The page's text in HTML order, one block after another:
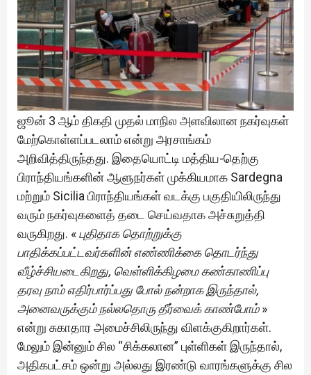
ஜூன் 3 ஆம் திகதி முதல் மாநில அளவிலான நகர்வுகள்
மேற்கொள்ளப்படலாம் என்று அரசாங்கம்
அறிவித்திருந்தது. இதையொட்டி மத்திய-தெற்கு
பிராந்தியங்களின் ஆளுநர்கள் முக்கியமாக Sardegna
மற்றும் Sicilia பிராந்தியங்கள் வடக்கு பகுதியிலிருந்து
வரும் நகர்வுகளைத் தடை செய்வதாக அச்சுறுத்தி
வருகிறது. «புதிதாக தொற்றுக்கு
பாதிக்கப்பட்டவர்களின் எண்ணிக்கை தொடர்ந்து
வீழ்ச்சியடைகிறது, வெள்ளிக்கிழமை கண்காணிப்பு
தரவு நாம் எதிர்பார்ப்பது போல் நன்றாக இருந்தால்,
அனைவருக்கும் நல்லதொரு தீர்வைக் காண்போம்»
என்று சுகாதார அமைச்சிலிருந்து விளக்குகிறார்கள்.
மேலும் இன்னும் சில “சிக்கலான” புள்ளிகள் இருந்தால்,
அதிகபட்சம் ஒன்று அல்லது இரண்டு வாரங்களுக்கு சில